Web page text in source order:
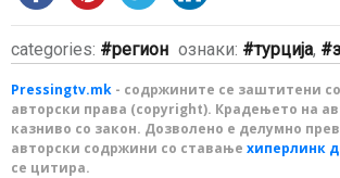
categories: регион ознаки: турција,
Pressingtv.mk - содржините се заштитени
авторски права (copyright). Крадењето на
казниво со закон. Дозволено е делумно
авторски содржини со ставање хиперлинк
се цитира.